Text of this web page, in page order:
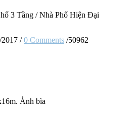
3 Tầng /Nhà Phố Hiện Đại
/ 0 Comments /50962